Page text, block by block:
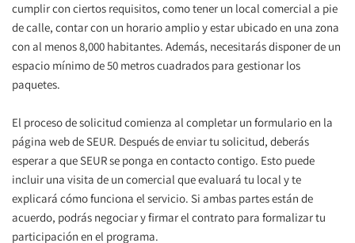
cumplir con ciertos requisitos, como tener un local comercial a pie
de calle, contar con un horario amplio y estar ubicado en una zona
con al menos 8,000 habitantes. Además, necesitarás disponer de un
espacio mínimo de 50 metros cuadrados para gestionar los
paquetes.
El proceso de solicitud comienza al completar un formulario en la
página web de SEUR. Después de enviar tu solicitud, deberás
esperar a que SEUR se ponga en contacto contigo. Esto puede
incluir una visita de un comercial que evaluará tu local y te
explicará cómo funciona el servicio. Si ambas partes están de
acuerdo, podrás negociar y firmar el contrato para formalizar tu
participación en el programa.